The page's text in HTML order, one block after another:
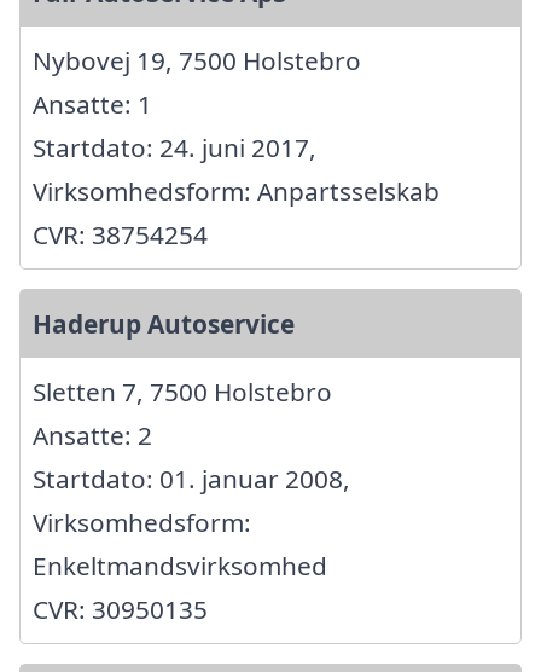
Nybovej 19, 7500 Holstebro
Ansatte: 1
Startdato: 24. juni 2017,
Virksomhedsform: Anpartsselskab
CVR: 38754254
Haderup Autoservice
Sletten 7, 7500 Holstebro
Ansatte: 2
Startdato: 01. januar 2008,
Virksomhedsform:
Enkeltmandsvirksomhed
CVR: 30950135